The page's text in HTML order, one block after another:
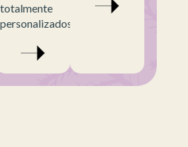
totalmente
personalizados.